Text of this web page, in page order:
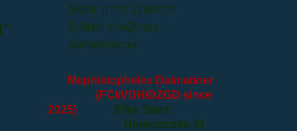
Mobil: 0172 3756770
E-Mail: info@harz-
dalmatiner.de
Mephistopheles Dalmatiner
(FCI/VDH/DZGD since
2025)Silke Sterz
Hinterstraße 41